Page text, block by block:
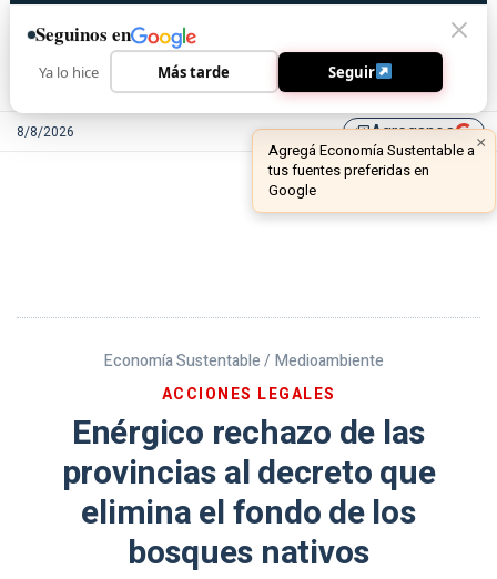
8/8/2026 library_addAgreganos
Economía Sustentable / Medioambiente
ACCIONES LEGALES
Enérgico rechazo de las
provincias al decreto que
elimina el fondo de los
bosques nativos
Seguinos en
Ya lo hice Más tarde Seguir